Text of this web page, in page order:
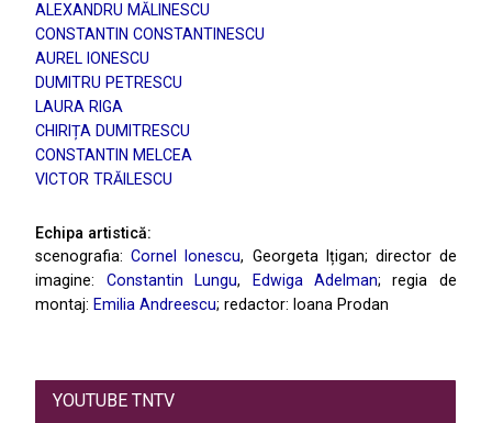
ALEXANDRU MĂLINESCU
CONSTANTIN CONSTANTINESCU
AUREL IONESCU
DUMITRU PETRESCU
LAURA RIGA
CHIRIȚA DUMITRESCU
CONSTANTIN MELCEA
VICTOR TRĂILESCU
Echipa artistică:
scenografia:Cornel Ionescu, Georgeta Ițigan; director de
imagine: Constantin Lungu, Edwiga Adelman; regia de
montaj: Emilia Andreescu; redactor: Ioana Prodan
YOUTUBE TNTV